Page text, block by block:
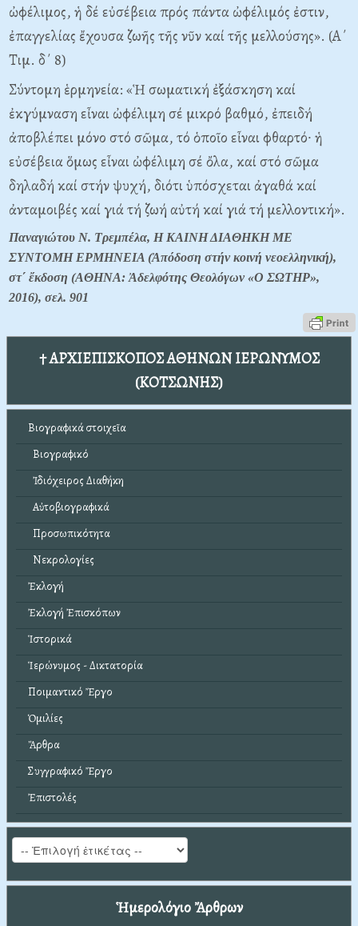
ὠφέλιμος, ἡ δέ εὐσέβεια πρός πάντα ὠφέλιμός ἐστιν,
ἐπαγγελίας ἔχουσα ζωῆς τῆς νῦν καί τῆς μελλούσης». (Α΄
Τιμ. δ΄ 8)
Σύντομη ἑρμηνεία: «Ἡ σωματική ἐξάσκηση καί
ἐκγύμναση εἶναι ὠφέλιμη σέ μικρό βαθμό, ἐπειδή
ἀποβλέπει μόνο στό σῶμα, τό ὁποῖο εἶναι φθαρτό∙ ἡ
εὐσέβεια ὅμως εἶναι ὠφέλιμη σέ ὄλα, καί στό σῶμα
δηλαδή καί στήν ψυχή, διότι ὑπόσχεται ἀγαθά καί
ἀνταμοιβές καί γιά τή ζωή αὐτή καί γιά τή μελλοντική».
Παναγιώτου Ν. Τρεμπέλα, Η ΚΑΙΝΗ ΔΙΑΘΗΚΗ ΜΕ
ΣΥΝΤΟΜΗ ΕΡΜΗΝΕΙΑ (Ἀπόδοση στήν κοινή νεοελληνική),
στ΄ ἔκδοση (ΑΘΗΝΑ: Ἀδελφότης Θεολόγων «Ο ΣΩΤΗΡ»,
2016), σελ. 901
† ΑΡΧΙΕΠΙΣΚΟΠΟΣ ΑΘΗΝΩΝ ΙΕΡΩΝΥΜΟΣ
(ΚΟΤΣΩΝΗΣ)
Βιογραφικά στοιχεῖα
Βιογραφικό
Ἰδιόχειρος Διαθήκη
Αὐτοβιογραφικά
Προσωπικότητα
Νεκρολογίες
Ἐκλογή
Ἐκλογή Ἐπισκόπων
Ἱστορικά
Ἱερώνυμος - Δικτατορία
Ποιμαντικό Ἔργο
Ὁμιλίες
Ἄρθρα
Συγγραφικό Ἔργο
Ἐπιστολές
Ἡμερολόγιο Ἄρθρων